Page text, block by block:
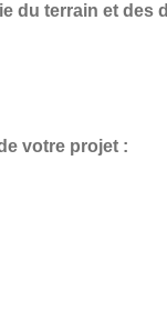
du terrain et des
votre projet :